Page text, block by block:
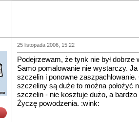
25 listopada 2006, 15:22
Podejrzewam, że tynk nie był
Samo pomalowanie nie wystarczy.
szczelin i ponowne zaszpachlowanie.
szczeliny są duże to można położyć
szczelin - nie kosztuje dużo, a
Życzę powodzenia. :wink: